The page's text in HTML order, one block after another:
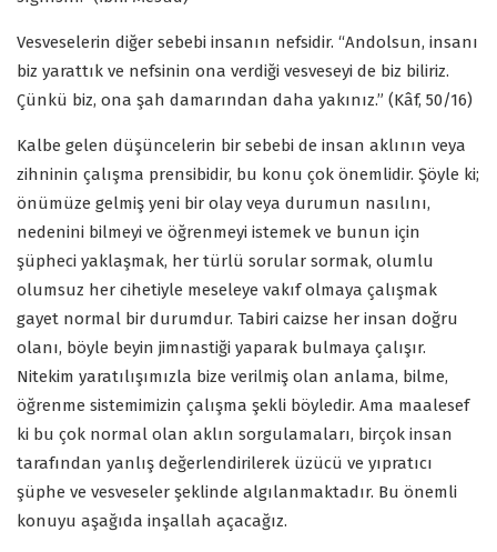
Vesveselerin diğer sebebi insanın nefsidir. “Andolsun, insanı
biz yarattık ve nefsinin ona verdiği vesveseyi de biz biliriz.
Çünkü biz, ona şah damarından daha yakınız.” (Kâf, 50/16)
Kalbe gelen düşüncelerin bir sebebi de insan aklının veya
zihninin çalışma prensibidir, bu konu çok önemlidir. Şöyle ki;
önümüze gelmiş yeni bir olay veya durumun nasılını,
nedenini bilmeyi ve öğrenmeyi istemek ve bunun için
şüpheci yaklaşmak, her türlü sorular sormak, olumlu
olumsuz her cihetiyle meseleye vakıf olmaya çalışmak
gayet normal bir durumdur. Tabiri caizse her insan doğru
olanı, böyle beyin jimnastiği yaparak bulmaya çalışır.
Nitekim yaratılışımızla bize verilmiş olan anlama, bilme,
öğrenme sistemimizin çalışma şekli böyledir. Ama maalesef
ki bu çok normal olan aklın sorgulamaları, birçok insan
tarafından yanlış değerlendirilerek üzücü ve yıpratıcı
şüphe ve vesveseler şeklinde algılanmaktadır. Bu önemli
konuyu aşağıda inşallah açacağız.